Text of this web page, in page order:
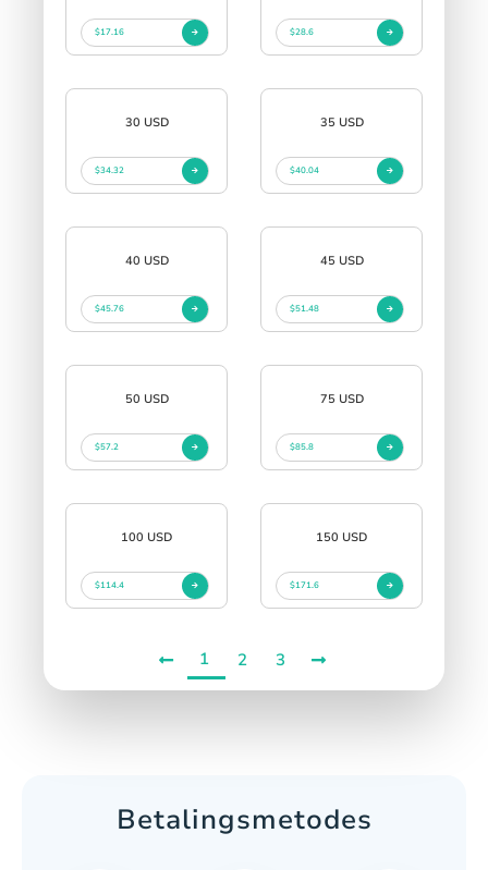
$17.16 $28.6
30 USD
$34.32
35 USD
$40.04
40 USD
$45.76
45 USD
$51.48
50 USD
$57.2
75 USD
$85.8
100 USD
$114.4
150 USD
$171.6
1 2 3
Betalingsmetodes